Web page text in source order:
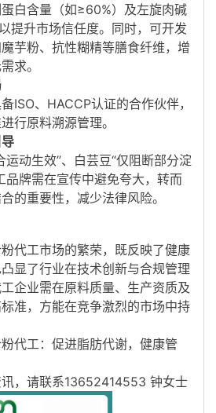
白含量（如≥60%）及左旋肉碱
提升市场信任度。同时，可开发
芋粉、抗性糊精等膳食纤维，增
求。
ISO、HACCP认证的合作伙伴，
行原料溯源管理。
运动生效”、白芸豆“仅阻断部分淀
品牌需在宣传中避免夸大，转而
的重要性，减少法律风险。
代工市场的繁荣，既反映了健康
显了行业在技术创新与合规管理
企业需在原料质量、生产资质及
准，方能在竞争激烈的市场中持
代工：促进脂肪代谢，健康管
，请联系13652414553 钟女士